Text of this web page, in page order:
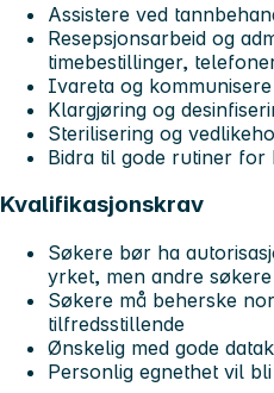
Assistere ved
Resepsjonsarbeid og
timebestillinger,
Ivareta og
Klargjøring og
Sterilisering og
Bidra til gode rutiner for
Kvalifikasjonskrav
Søkere bør ha
yrket, men andre
Søkere må beherske
tilfredsstillende
Ønskelig med gode
Personlig egnethet vil